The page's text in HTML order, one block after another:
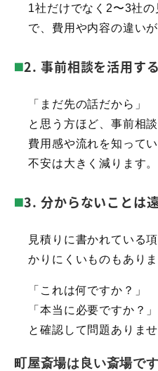
1社だけでなく2〜3社
で、費用や内容の違い
2. 事前相談を活用する
「まだ先の話だから」
と思う方ほど、事前相
費用感や流れを知って
不安は大きく減ります。
3. 分からないことは
見積りに書かれている
かりにくいものもありま
「これは何ですか？」
「本当に必要ですか？」
と確認して問題ありませ
町屋斎場は良い斎場です